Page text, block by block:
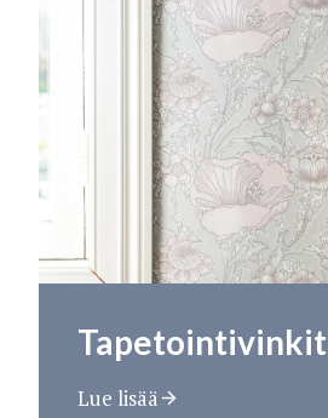
Tapetointivinkit
Lue lisää